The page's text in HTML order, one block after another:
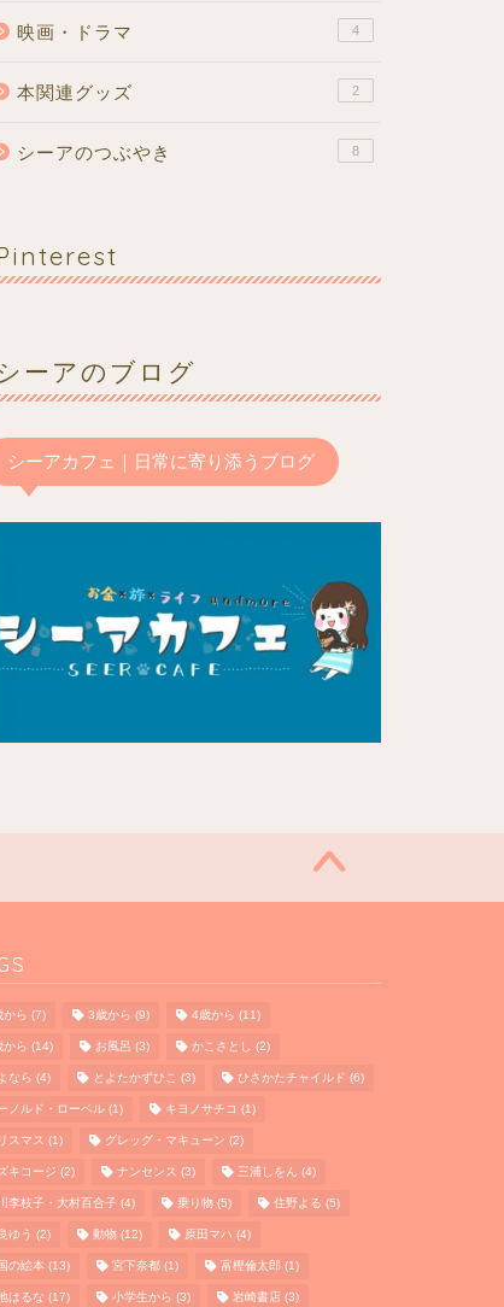
映画・ドラマ 4
本関連グッズ 2
シーアのつぶやき 8
ーアのブログ
シーアカフェ｜日常に寄り添うブログ
から (7) 3歳から (9) 4歳から (11)
から (14) お風呂 (3) かこさとし (2)
なら (4) とよたかずひこ (3) ひさかたチャイルド (6)
ノルド・ローベル (1) キヨノサチコ (1)
スマス (1) グレッグ・マキューン (2)
キコージ (2) ナンセンス (3) 三浦しをん (4)
李枝子・大村百合子 (4) 乗り物 (5) 住野よる (5)
ゆう (2) 動物 (12) 原田マハ (4)
の絵本 (13) 宮下奈都 (1) 富樫倫太郎 (1)
はるな (17) 小学生から (3) 岩崎書店 (3)